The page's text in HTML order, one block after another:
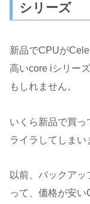
シリーズ
新品でCPUが
高いcore iシリー
もしれません。
いくら新品で買っ
ライラしてしまい
以前、バックア
って、価格が安い